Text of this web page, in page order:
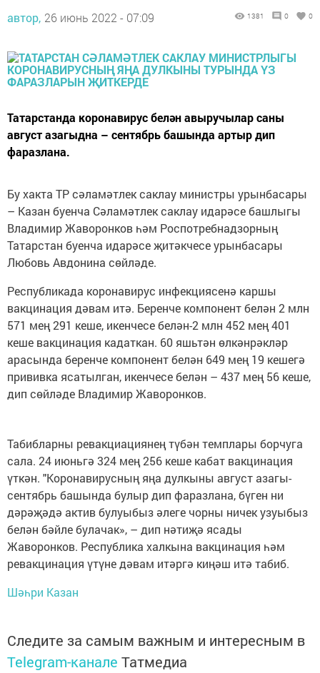
автор, 26 июнь 2022 - 07:09 1381 0 0
Татарстанда коронавирус белән авыручылар саны
август азагыдна – сентябрь башында артыр дип
фаразлана.
Бу хакта ТР сәламәтлек саклау министры урынбасары
– Казан буенча Сәламәтлек саклау идарәсе башлыгы
Владимир Жаворонков һәм Роспотребнадзорның
Татарстан буенча идарәсе җитәкчесе урынбасары
Любовь Авдонина сөйләде.
Республикада коронавирус инфекциясенә каршы
вакцинация дәвам итә. Беренче компонент белән 2 млн
571 мең 291 кеше, икенчесе белән-2 млн 452 мең 401
кеше вакцинация кадаткан. 60 яшьтән өлкәнрәкләр
арасында беренче компонент белән 649 мең 19 кешегә
прививка ясатылган, икенчесе белән – 437 мең 56 кеше,
дип сөйләде Владимир Жаворонков.
Табибларны ревакциациянең түбән темплары борчуга
сала. 24 июньгә 324 мең 256 кеше кабат вакцинация
үткән. "Коронавирусның яңа дулкыны август азагы-
сентябрь башында булыр дип фаразлана, бүген ни
дәрәҗәдә актив булуыбыз әлеге чорны ничек узуыбыз
белән бәйле булачак», – дип нәтиҗә ясады
Жаворонков. Республика халкына вакцинация һәм
ревакцинация үтүне дәвам итәргә киңәш итә табиб.
Шәһри Казан
Следите за самым важным и интересным в
Telegram-канале Татмедиа